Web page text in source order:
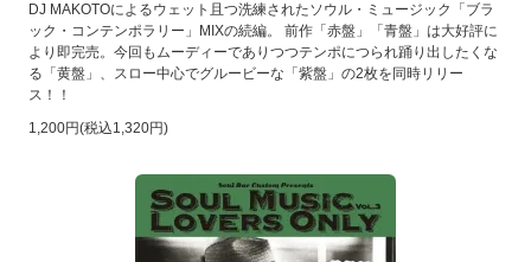
DJ MAKOTOによるウェット且つ洗練されたソウル・ミュージック「ブラ
ック・コンテンポラリー」MIXの続編。 前作「赤盤」「青盤」は大好評に
より即完売。今回もムーディーでありつつテンポにつられ踊り出したくな
る「黄盤」、スロー中心でグルービーな「紫盤」の2枚を同時リリー
ス！！
1,200円(税込1,320円)